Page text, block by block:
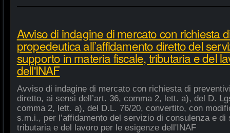
Avviso di indagine di mercato con richiesta
propedeutica all’affidamento diretto del
supporto in materia fiscale, tributaria e del
dell'INAF
Avviso di indagine di mercato con richiesta di
diretto, ai sensi dell’art. 36, comma 2, lett. a), del D.
comma 2, lett. a), del D.L. 76/20, convertito, con
s.m.i., per l’affidamento del servizio di consulenza e
tributaria e del lavoro per le esigenze dell'INAF